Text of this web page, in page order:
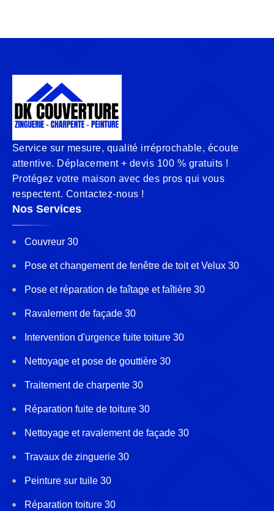
Service sur mesure, qualité irréprochable, écoute
attentive. Déplacement + devis 100 % gratuits !
Protégez votre maison avec des pros qui vous
respectent. Contactez-nous !
Nos Services
Couvreur 30
Pose et changement de fenêtre de toit et Velux 30
Pose et réparation de faîtage et faîtière 30
Ravalement de façade 30
Intervention d'urgence fuite toiture 30
Nettoyage et pose de gouttière 30
Traitement de charpente 30
Réparation fuite de toiture 30
Nettoyage et ravalement de façade 30
Travaux de zinguerie 30
Peinture sur tuile 30
Réparation toiture 30